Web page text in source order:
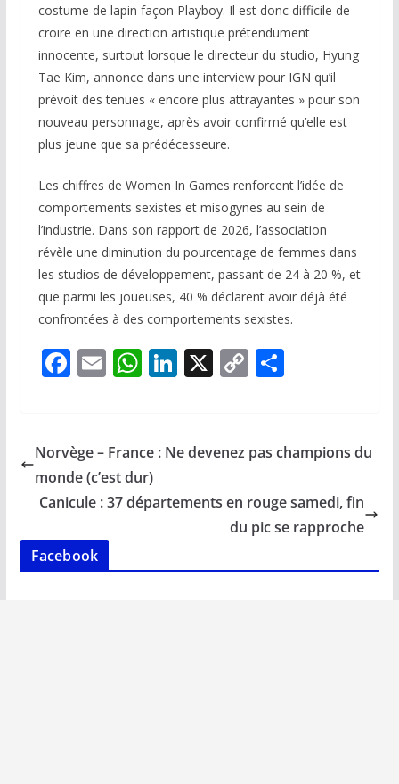
costume de lapin façon Playboy. Il est donc difficile de
croire en une direction artistique prétendument
innocente, surtout lorsque le directeur du studio, Hyung
Tae Kim, annonce dans une interview pour IGN qu’il
prévoit des tenues « encore plus attrayantes » pour son
nouveau personnage, après avoir confirmé qu’elle est
plus jeune que sa prédécesseure.
Les chiffres de Women In Games renforcent l’idée de
comportements sexistes et misogynes au sein de
l’industrie. Dans son rapport de 2026, l’association
révèle une diminution du pourcentage de femmes dans
les studios de développement, passant de 24 à 20 %, et
que parmi les joueuses, 40 % déclarent avoir déjà été
confrontées à des comportements sexistes.
F
b
o
o
k
E
l
W
s
A
p
Li
e
n
X C
y
n
k
P
g
Norvège – France : Ne devenez pas champions du
monde (c’est dur)
Canicule : 37 départements en rouge samedi, fin
du pic se rapproche
Facebook